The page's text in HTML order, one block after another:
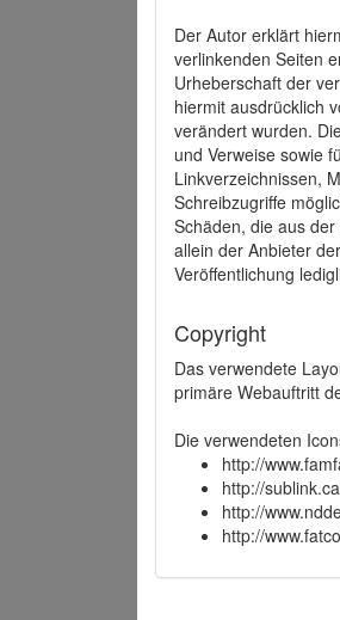
Der Autor erklärt
verlinkenden Seiten
Urheberschaft der
hiermit ausdrücklich
verändert wurden.
und Verweise sowie
Linkverzeichnissen,
Schreibzugriffe
Schäden, die aus
allein der Anbieter
Veröffentlichung
Copyright
Das verwendete
primäre Webauftritt
Die verwendeten
http://
http://
http://
http://